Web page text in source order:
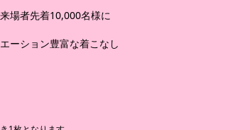
場者先着10,000名様に
ーション豊富な着こなし